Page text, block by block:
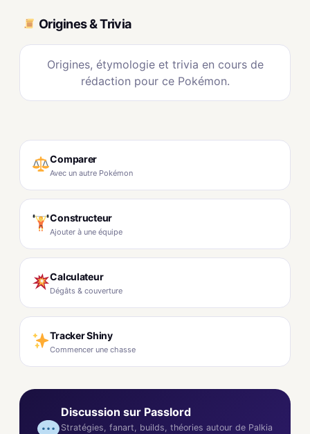
Origines & Trivia
Origines, étymologie et trivia en cours de
rédaction pour ce Pokémon.
Comparer
Avec un autre Pokémon
Constructeur
Ajouter à une équipe
Calculateur
Dégâts & couverture
Tracker Shiny
Commencer une chasse
Discussion sur Passlord
Stratégies, fanart, builds, théories autour de Palkia